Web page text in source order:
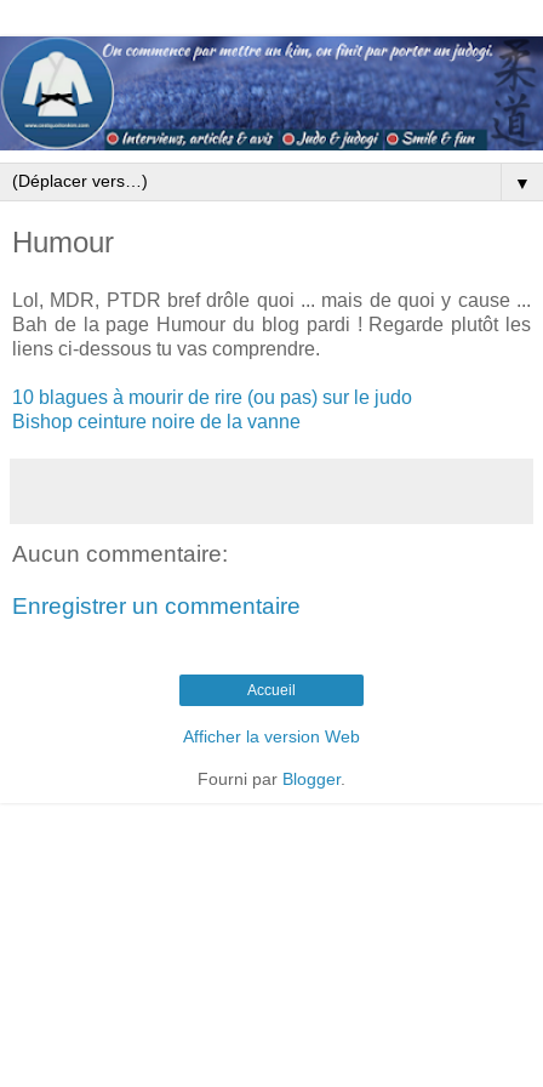
▼
Humour
Lol, MDR, PTDR bref drôle quoi ... mais de quoi y cause ...
Bah de la page Humour du blog pardi ! Regarde plutôt les
liens ci-dessous tu vas comprendre.
10 blagues à mourir de rire (ou pas) sur le judo
Bishop ceinture noire de la vanne
Aucun commentaire:
Enregistrer un commentaire
Accueil
Afficher la version Web
Fourni par Blogger.